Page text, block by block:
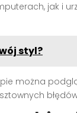
jak i
styl?
można